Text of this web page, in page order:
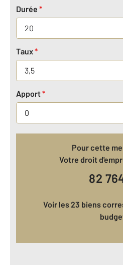
Durée *
Taux*
Apport*
Pour cette
Votre droit
82
Voir les 23 biens correspondant à votre